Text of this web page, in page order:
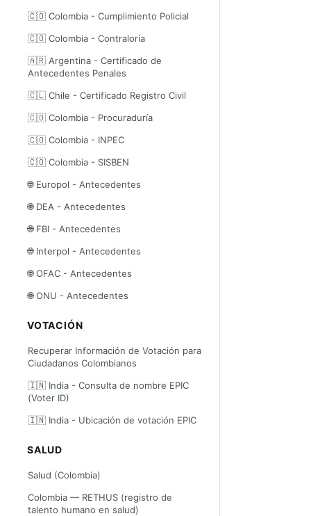
🇨🇴 Colombia - Cumplimiento Policial
🇨🇴 Colombia - Contraloría
🇦🇷 Argentina - Certificado de
Antecedentes Penales
🇨🇱 Chile - Certificado Registro Civil
🇨🇴 Colombia - Procuraduría
🇨🇴 Colombia - INPEC
🇨🇴 Colombia - SISBEN
🌐 Europol - Antecedentes
🌐 DEA - Antecedentes
🌐 FBI - Antecedentes
🌐 Interpol - Antecedentes
🌐 OFAC - Antecedentes
🌐 ONU - Antecedentes
VOTACIÓN
Recuperar Información de Votación para
Ciudadanos Colombianos
🇮🇳 India - Consulta de nombre EPIC
(Voter ID)
🇮🇳 India - Ubicación de votación EPIC
SALUD
Salud (Colombia)
Colombia — RETHUS (registro de
talento humano en salud)